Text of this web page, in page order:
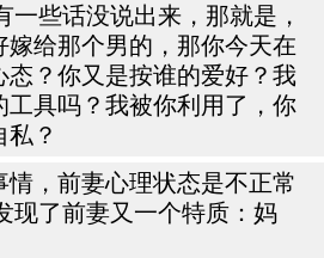
些话没说出来，那就是，
给那个男的，那你今天在
？你又是按谁的爱好？我
工具吗？我被你利用了，你
？
，前妻心理状态是不正常
现了前妻又一个特质：妈